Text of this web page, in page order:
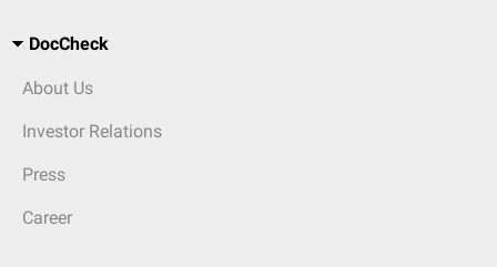
DocCheck
About Us
Investor Relations
Press
Career